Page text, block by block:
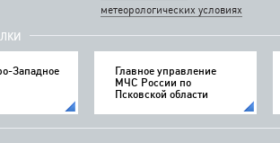
метеорологических условиях
Западное
Главное управление
МЧС России по
Псковской области